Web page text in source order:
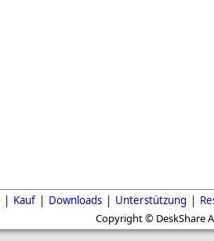
| Kauf | Downloads | Unterstützung |
Copyright © DeskShare